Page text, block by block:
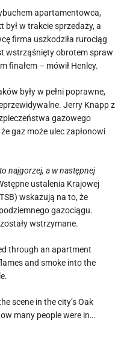
apartamentowca,
był w trakcie sprzedaży, a
firma uszkodziła rurociąg
wstrząśnięty obrotem spraw
finałem – mówił Henley.
były w pełni poprawne,
Jerry Knapp z
gazowego
gaz może ulec zapłonowi
najgorzej, a w następnej
ustalenia Krajowej
wskazują na to, że
gazociągu.
wstrzymane.
through an apartment
and smoke into the
scene in the city’s Oak
many people were in…